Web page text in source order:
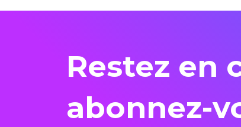
Restez en
abonnez-